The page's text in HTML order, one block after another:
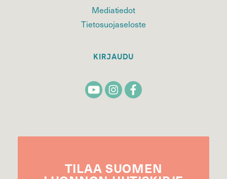
Mediatiedot
Tietosuojaseloste
KIRJAUDU
TILAA SUOMEN